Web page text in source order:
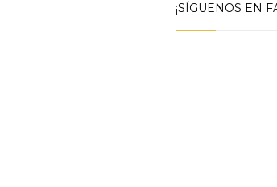
¡SÍGUENOS EN